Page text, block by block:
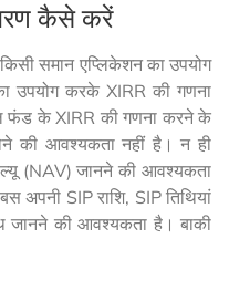
कैसे करें
समान एप्लिकेशन का उपयोग
करके XIRR की गणना
फंड के XIRR की गणना करने के
की आवश्यकता नहीं है। न ही
(NAV) जानने की आवश्यकता
अपनी SIP राशि, SIP तिथियां
जानने की आवश्यकता है। बाकी